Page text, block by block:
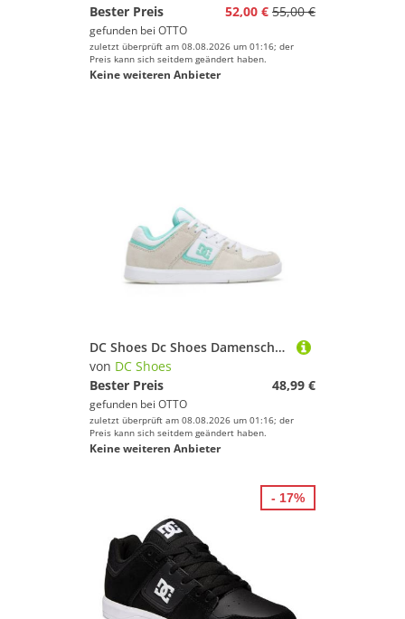
Bester Preis
52,00 € 55,00 €
gefunden bei OTTO
zuletzt überprüft am 08.08.2026 um 01:16; der
Preis kann sich seitdem geändert haben.
Keine weiteren Anbieter
DC Shoes Dc Shoes Damenschuhe Weiße DC01682270 Sneaker
von DC Shoes
Bester Preis
48,99 €
gefunden bei OTTO
zuletzt überprüft am 08.08.2026 um 01:16; der
Preis kann sich seitdem geändert haben.
Keine weiteren Anbieter
- 17%